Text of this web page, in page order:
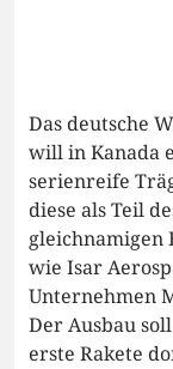
Das deutsche
will in Kanada
serienreife
diese als Teil
gleichnamigen
wie Isar
Unternehmen
Der Ausbau
erste Rakete